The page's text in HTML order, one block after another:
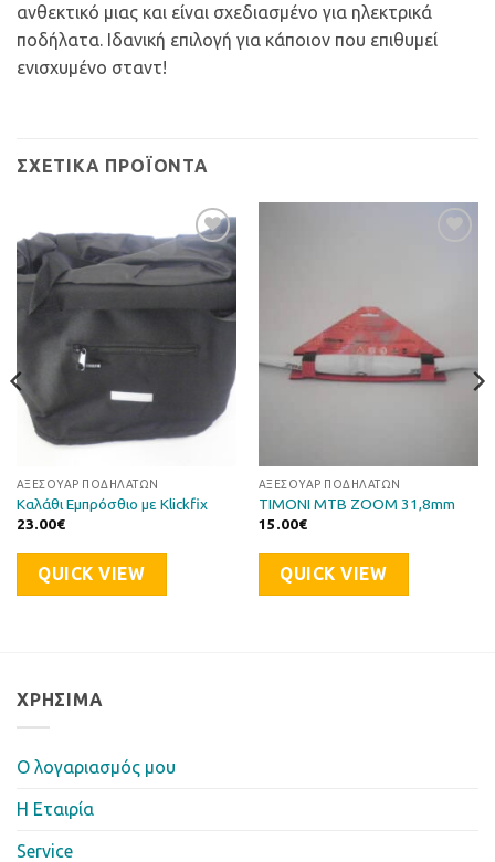
ανθεκτικό μιας και είναι σχεδιασμένο για ηλεκτρικά
ποδήλατα. Ιδανική επιλογή για κάποιον που επιθυμεί
ενισχυμένο σταντ!
ΣΧΕΤΙΚΆ ΠΡΟΪΌΝΤΑ
Προσθήκη
στη Λίστα
Επιθυμιών
ΑΞΕΣΟΥΆΡ ΠΟΔΗΛΆΤΩΝ
Καλάθι Εμπρόσθιο με Klickfix
23.00€
QUICK VIEW
ΑΞΕΣΟΥΆΡ ΠΟΔΗΛΆΤΩΝ
ΤΙΜΟΝΙ MTB ZOOM 31,8mm
15.00€
QUICK VIEW
ΧΡΉΣΙΜΑ
Ο λογαριασμός μου
Η Eταιρία
Service